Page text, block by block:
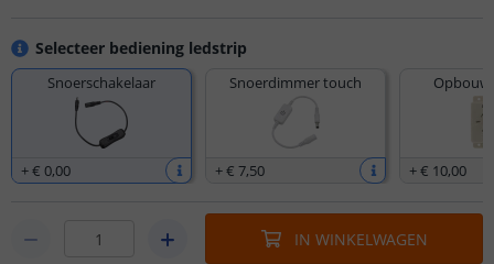
Selecteer bediening ledstrip
Snoerschakelaar
+€ 0,00
Snoerdimmer touch
+€ 7,50 +€ 10,00
IN WINKELWAGEN